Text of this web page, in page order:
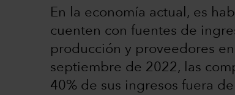
En la economía actual, es
cuenten con fuentes de
producción y proveedores
septiembre de 2022, las
40% de sus ingresos fuera